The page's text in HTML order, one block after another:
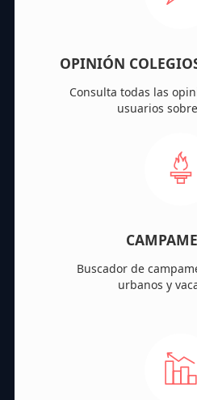
OPINIÓN
Consulta todas las
usuarios
Buscador de
urbanos y